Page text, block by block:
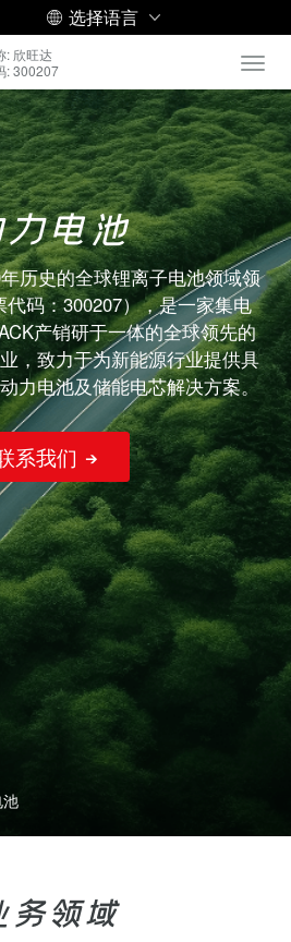
选择语言
: 欣旺达
: 300207
电池
历史的全球锂离子电池领域领
码：300207），是一家集电
产销研于一体的全球领先的
，致力于为新能源行业提供具
力电池及储能电芯解决方案。
系我们
务领域